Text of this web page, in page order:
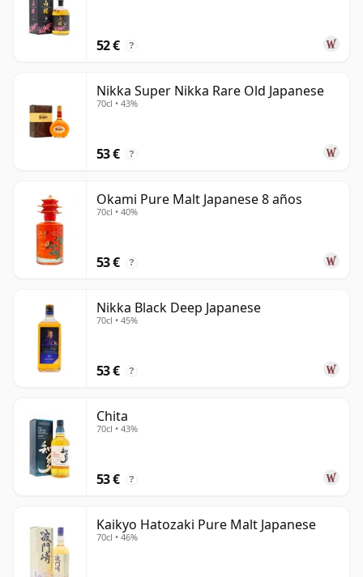
52 € ?
Nikka Super Nikka Rare Old Japanese
70cl • 43%
53 € ?
Okami Pure Malt Japanese 8 años
70cl • 40%
53 € ?
Nikka Black Deep Japanese
70cl • 45%
53 € ?
Chita
70cl • 43%
53 € ?
Kaikyo Hatozaki Pure Malt Japanese
70cl • 46%